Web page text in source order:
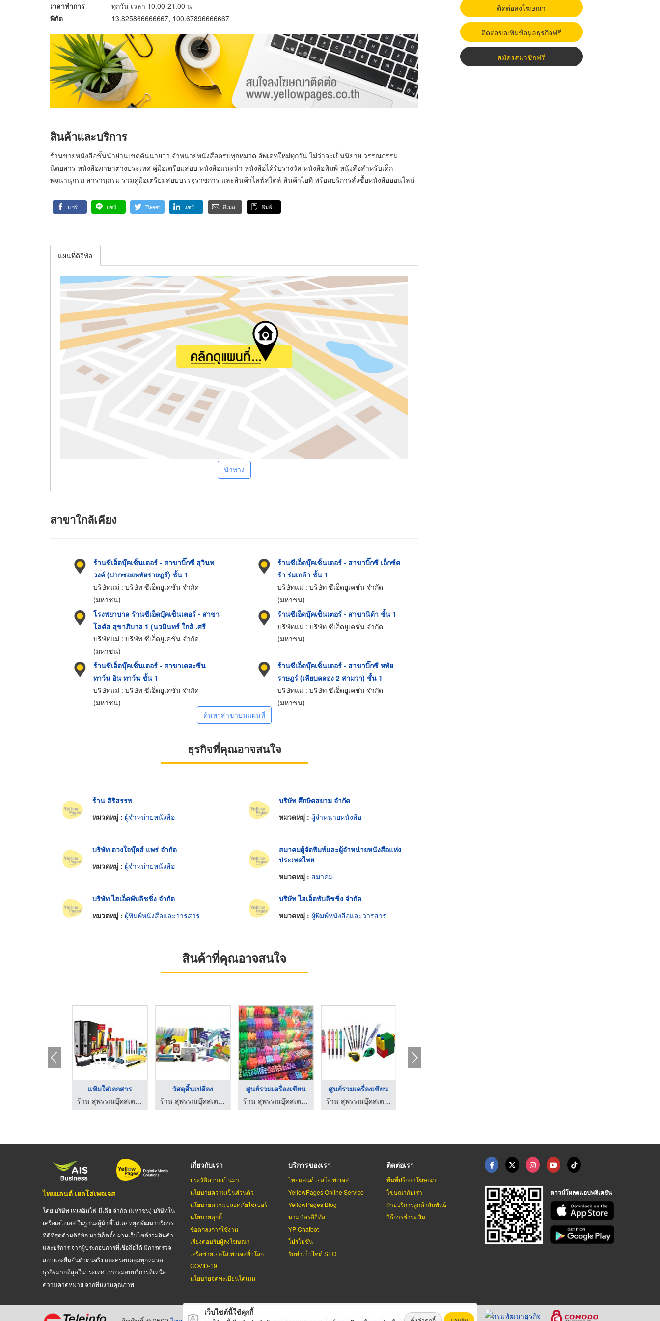
เวลาทำการ
ทุกวัน เวลา 10.00-21.00 น.
พิกัด
13.825866666667, 100.67896666667
สินค้าและบริการ
ร้านขายหนังสือชั้นนำย่านเขตคันนายาว จำหน่ายหนังสือครบทุกหมวด อัพเดทใหม่ทุกวัน ไม่ว่าจะเป็นนิยาย วรรณกรรม
นิตยสาร หนังสือภาษาต่างประเทศ คู่มือเตรียมสอบ หนังสือแนะนำ หนังสือได้รับรางวัล หนังสือพิมพ์ หนังสือสำหรับเด็ก
พจนานุกรม สารานุกรม รวมคู่มือเตรียมสอบบรรจุราชการ และสินค้าไลฟ์สไตล์ สินค้าไอที พร้อมบริการสั่งซื้อหนังสือออนไลน์
แชร์ แชร์ Tweet แชร์ อีเมล พิมพ์
แผนที่ดิจิทัล
นำทาง
สาขาใกล้เคียง
ร้านซีเอ็ดบุ๊คเซ็นเตอร์ - สาขาบิ๊กซี สุวินท
วงค์ (ปากซอยหทัยราษฎร์) ชั้น 1
บริษัทแม่ : บริษัท ซีเอ็ดยูเคชั่น จำกัด
(มหาชน)
ร้านซีเอ็ดบุ๊คเซ็นเตอร์ - สาขาบิ๊กซี เอ็กซ์ต
ร้า ร่มเกล้า ชั้น 1
บริษัทแม่ : บริษัท ซีเอ็ดยูเคชั่น จำกัด
(มหาชน)
โรงพยาบาล ร้านซีเอ็ดบุ๊คเซ็นเตอร์ - สาขา
โลตัส สุขาภิบาล 1 (นวมินทร์ ใกล้ .ศรี
สยาม) ชั้น 2
บริษัทแม่ : บริษัท ซีเอ็ดยูเคชั่น จำกัด
(มหาชน)
ร้านซีเอ็ดบุ๊คเซ็นเตอร์ - สาขานิด้า ชั้น 1
บริษัทแม่ : บริษัท ซีเอ็ดยูเคชั่น จำกัด
(มหาชน)
ร้านซีเอ็ดบุ๊คเซ็นเตอร์ - สาขาเดอะซีน
ทาว์น อิน ทาว์น ชั้น 1
บริษัทแม่ : บริษัท ซีเอ็ดยูเคชั่น จำกัด
(มหาชน)
ร้านซีเอ็ดบุ๊คเซ็นเตอร์ - สาขาบิ๊กซี หทัย
ราษฎร์ (เลียบคลอง 2 สามวา) ชั้น 1
บริษัทแม่ : บริษัท ซีเอ็ดยูเคชั่น จำกัด
(มหาชน)
ค้นหาสาขาบนแผนที่
ธุรกิจที่คุณอาจสนใจ
ร้าน สิริสรรพ
หมวดหมู่ : ผู้จำหน่ายหนังสือ
บริษัท ศึกษิตสยาม จำกัด
หมวดหมู่ : ผู้จำหน่ายหนังสือ
บริษัท ดวงใจบุ๊คส์ แพร่ จำกัด
หมวดหมู่ : ผู้จำหน่ายหนังสือ
สมาคมผู้จัดพิมพ์และผู้จำหน่ายหนังสือแห่ง
ประเทศไทย
หมวดหมู่ : สมาคม
บริษัท ไฮเอ็ดพับลิชชิ่ง จำกัด
หมวดหมู่ : ผู้พิมพ์หนังสือและวารสาร
บริษัท ไฮเอ็ดพับลิชชิ่ง จำกัด
หมวดหมู่ : ผู้พิมพ์หนังสือและวารสาร
สินค้าที่คุณอาจสนใจ
ร้าน สุพรรณบุ๊คสเตชั่นเนอรี่
แฟ้มใส่เอกสาร
ร้าน สุพรรณบุ๊คสเตชั่นเนอรี่
วัสดุสิ้นเปลือง
ร้าน สุพรรณบุ๊คสเตชั่นเนอรี่
ศูนย์รวมเครื่องเขียน
ร้าน สุพรรณบุ๊คสเตชั่นเนอรี่
ศูนย์รวมเครื่องเขียน
ติดต่อลงโฆษณา
ติดต่อขอเพิ่มข้อมูลธุรกิจฟรี
สมัครสมาชิกฟรี
ไทยแลนด์ เยลโล่เพจเจส
โดย บริษัท เทเลอินโฟ มีเดีย จำกัด (มหาชน) บริษัทใน
เครือเอไอเอส ในฐานะผู้นำที่ไม่เคยหยุดพัฒนาบริการ
ที่ดีที่สุดด้านดิจิทัล มาร์เก็ตติ้ง ผ่านเว็บไซต์รวมสินค้า
และบริการ จากผู้ประกอบการที่เชื่อถือได้ มีการตรวจ
สอบและยืนยันตัวตนจริง และครอบคลุมทุกหมวด
ธุรกิจมากที่สุดในประเทศ เราจะมอบบริการที่เหนือ
ความคาดหมาย จากทีมงานคุณภาพ
เกี่ยวกับเรา
ประวัติความเป็นมา
นโยบายความเป็นส่วนตัว
นโยบายความปลอดภัยไซเบอร์
นโยบายคุกกี้
ข้อตกลงการใช้งาน
เสียงตอบรับผู้ลงโฆษณา
เครือข่ายเยลโล่เพจเจสทั่วโลก
COVID-19
นโยบายจดทะเบียนโดเมน
บริการของเรา
ไทยแลนด์ เยลโล่เพจเจส
YellowPages Online Service
YellowPages Blog
นามบัตรดิจิทัล
YP Chatbot
โปรโมชั่น
รับทำเว็บไซต์ SEO
ติดต่อเรา
ทีมที่ปรึกษาโฆษณา
โฆษณากับเรา
ฝ่ายบริการลูกค้าสัมพันธ์
วิธีการชำระเงิน
ดาวน์โหลดแอปพลิเคชัน
เว็บไซต์นี้ใช้คุกกี้